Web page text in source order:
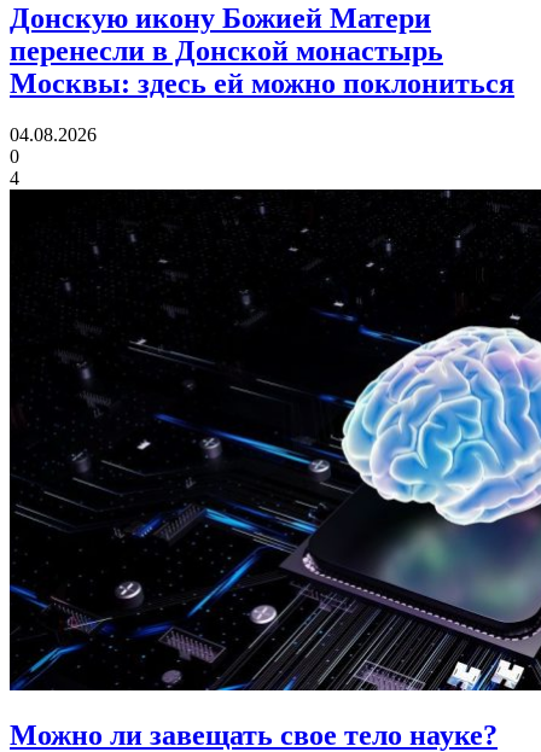
Донскую икону Божией Матери
перенесли в Донской монастырь
Москвы: здесь ей можно поклониться
04.08.2026
0
4
Можно ли завещать свое тело науке?